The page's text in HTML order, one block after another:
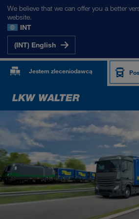
We believe that we can offer you a better
website.
INT
(INT) English
Jestem zleceniodawcą
PRODUKTY I USŁUGI
Transport drogowy
Cyfrowe rozwiązania
Transport intermodalny